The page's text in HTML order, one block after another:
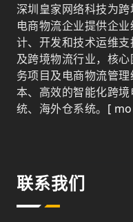
深圳皇家网络科技为
电商物流企业提供企
计、开发和技术运维
及跨境物流行业，核
务项目及电商物流管
本、高效的智能化跨
统、海外仓系统。 [
联系我们